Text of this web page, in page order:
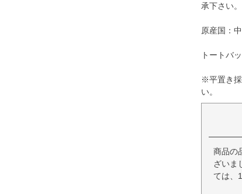
承下さい。
原産国：
トートバ
※平置き採
い。
商品の
ざいま
ては、